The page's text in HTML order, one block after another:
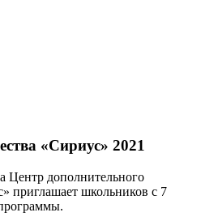
«Сириус» 2021
Центр дополнительного
приглашает школьников с 7